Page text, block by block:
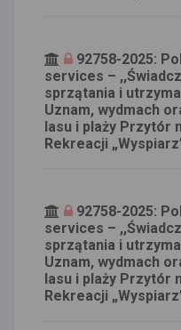
92758-2025:
services –
sprzątania i
Uznam, wydmach
lasu i plaży Przytór
Rekreacji
92758-2025:
services –
sprzątania i
Uznam, wydmach
lasu i plaży Przytór
Rekreacji